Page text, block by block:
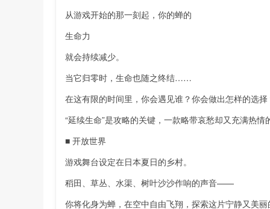
从游戏开始的那一刻起，你的蝉的
生命力
就会持续减少。
当它归零时，生命也随之终结……
在这有限的时间里，你会遇见谁？你会做出怎样的选
“延续生命”是攻略的关键，一款略带哀愁却又充满热情
■ 开放世界
游戏舞台设定在日本夏日的乡村。
稻田、草丛、水渠、树叶沙沙作响的声音——
你将化身为蝉，在空中自由飞翔，探索这片宁静又美